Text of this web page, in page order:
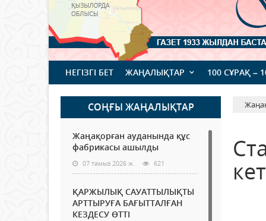
НЕГІЗГІ БЕТ ЖАҢАЛЫҚТАР 100 СҰРАҚ –
СОҢҒЫ ЖАҢАЛЫҚТАР
Жаңақорған ауданында құс
фабрикасы ашылды
07 тамыз 2026 ж. 621
ҚАРЖЫЛЫҚ САУАТТЫЛЫҚТЫ
АРТТЫРУҒА БАҒЫТТАЛҒАН
КЕЗДЕСУ ӨТТІ